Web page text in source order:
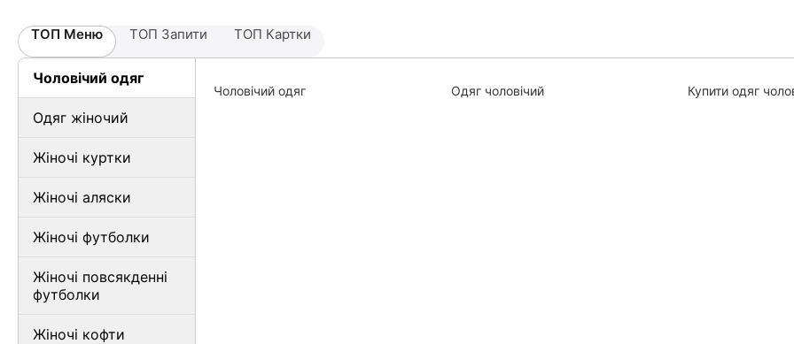
ТОП Меню ТОП Запити ТОП Картки
Чоловічий одяг
Одяг жіночий
Жіночі куртки
Жіночі аляски
Жіночі футболки
Жіночі повсякденні
футболки
Жіночі кофти
Чоловічий одяг Одяг чоловічий Купити одяг